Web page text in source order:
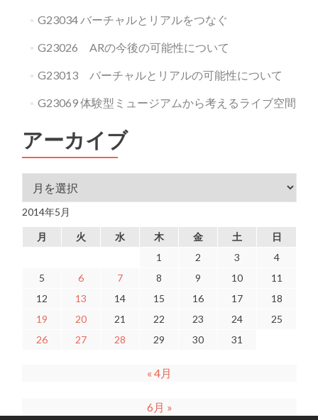
G23034 バーチャルとリアルをつなぐ
G23026 ARの今後の可能性について
G23013 バーチャルとリアルの可能性について
G23069 体験型ミュージアムから考えるライブ空間
アーカイブ
アーカイブ
2014年5月
月 火 水 木 金 土
日
1
2 3
4
5
6 7 8 9 10
11
12
13 14 15 16 17
18
19
20 21 22 23 24
25
26
27 28 29 30 31
« 4月
6月 »